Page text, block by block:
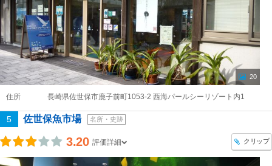
20
住所 長崎県佐世保市鹿子前町1053-2 西海パールシーリゾート内1
5 佐世保魚市場 名所・史跡
3.20 評価詳細 クリップ